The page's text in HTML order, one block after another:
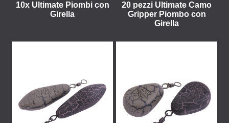
10x Ultimate Piombi con
Girella
20 pezzi Ultimate Camo
Gripper Piombo con
Girella